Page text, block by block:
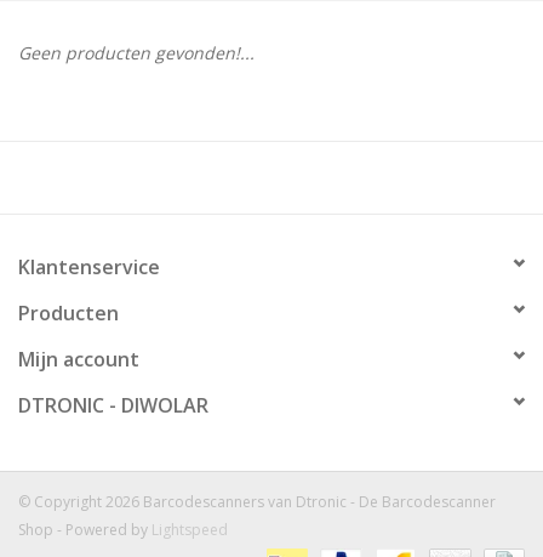
Geen producten gevonden!...
Klantenservice
Producten
Mijn account
DTRONIC - DIWOLAR
© Copyright 2026 Barcodescanners van Dtronic - De Barcodescanner
Shop - Powered by Lightspeed